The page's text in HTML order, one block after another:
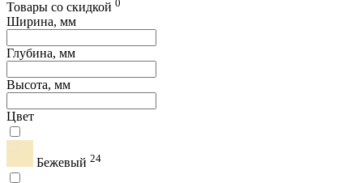
Товары со скидкой
Ширина, мм
Глубина, мм
Высота, мм
Цвет
Бежевый 24